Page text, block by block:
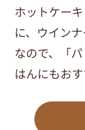
ホットケー
に、ウイン
なので、「
はんにもおす